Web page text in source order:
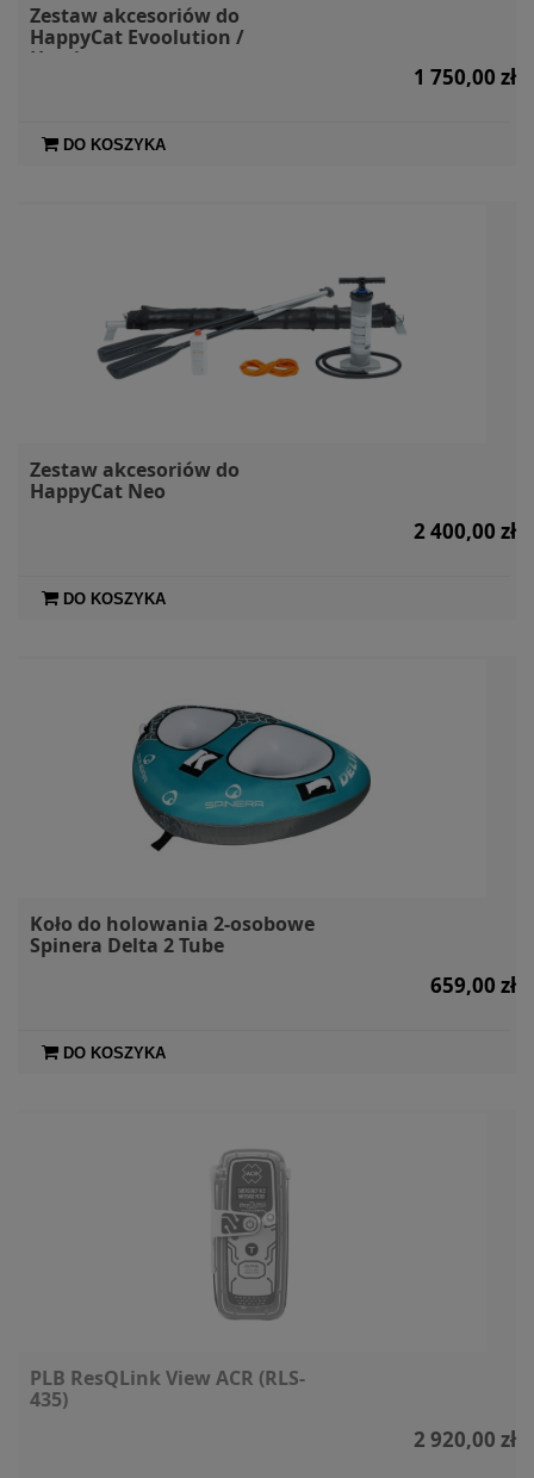
Zestaw akcesoriów do
HappyCat Evoolution /
Hurricane
1 750,00 zł
DO KOSZYKA
Zestaw akcesoriów do
HappyCat Neo
2 400,00 zł
DO KOSZYKA
Koło do holowania 2-osobowe
Spinera Delta 2 Tube
659,00 zł
DO KOSZYKA
PLB ResQLink View ACR (RLS-
435)
2 920,00 zł